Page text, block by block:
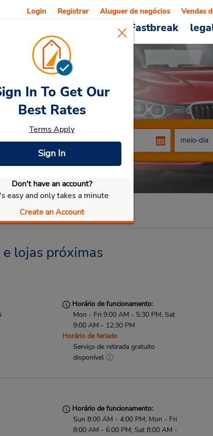
Veículos e serviços Fastbreak
Login Registrar Aluguer de negócios Vendas
RentalExeter
Selecionar meu carro
In To Get Our
Best Rates
Terms Apply
Sign In
Don't have an account?
easy and only takes a minute
Create an Account
lojas próximas
Horário de funcionamento:
Mon - Fri 9:00 AM - 5:30 PM; Sat
9:00 AM - 12:30 PM
Horário de feriado
Serviço de retirada gratuito
disponível
Horário de funcionamento:
Sun 8:00 AM - 4:00 PM; Mon - Fri
8:00 AM - 6:00 PM; Sat 8:00 AM -